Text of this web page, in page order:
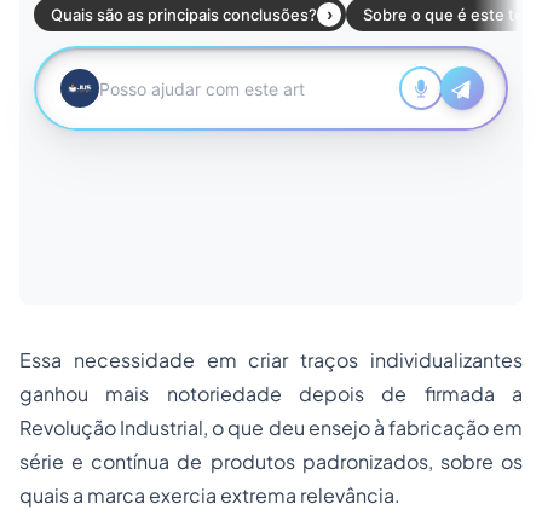
Essa necessidade em criar traços individualizantes
ganhou mais notoriedade depois de firmada a
Revolução Industrial, o que deu ensejo à fabricação em
série e contínua de produtos padronizados, sobre os
quais a marca exercia extrema relevância.